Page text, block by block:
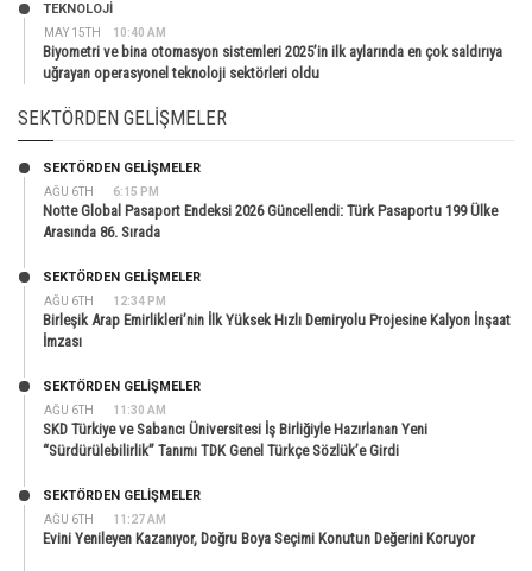
MAY 15TH 10:40 AM
TEKNOLOJİ
Biyometri ve bina otomasyon sistemleri 2025’in ilk aylarında en çok saldırıya
uğrayan operasyonel teknoloji sektörleri oldu
SEKTÖRDEN GELIŞMELER
AĞU 6TH 6:15 PM
SEKTÖRDEN GELIŞMELER
Notte Global Pasaport Endeksi 2026 Güncellendi: Türk Pasaportu 199 Ülke
Arasında 86. Sırada
AĞU 6TH 12:34 PM
SEKTÖRDEN GELIŞMELER
Birleşik Arap Emirlikleri’nin İlk Yüksek Hızlı Demiryolu Projesine Kalyon İnşaat
İmzası
AĞU 6TH 11:30 AM
SEKTÖRDEN GELIŞMELER
SKD Türkiye ve Sabancı Üniversitesi İş Birliğiyle Hazırlanan Yeni
“Sürdürülebilirlik” Tanımı TDK Genel Türkçe Sözlük’e Girdi
AĞU 6TH 11:27 AM
SEKTÖRDEN GELIŞMELER
Evini Yenileyen Kazanıyor, Doğru Boya Seçimi Konutun Değerini Koruyor